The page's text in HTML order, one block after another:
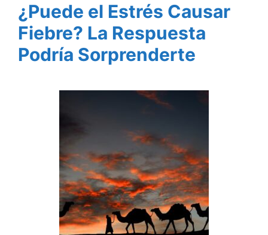
¿Puede el Estrés Causar
Fiebre? La Respuesta
Podría Sorprenderte